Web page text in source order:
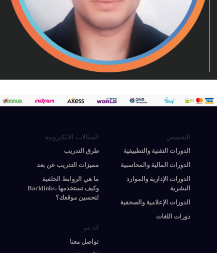
التخصص
الدورات التقنية والتطبيقية
الدورات المالية والمحاسبية
الدورات الإدارية والموارد
البشرية
الدورات الإعلامية والصحفية
دورات اللغات
المقالات الالكترونية
طرق التدريب
مميزات التدريب عن بعد
ما هي الروابط الخلفية
Backlinks، وكيف تستخدمها
لتحسين موقعك؟
الدعم
تواصل معنا